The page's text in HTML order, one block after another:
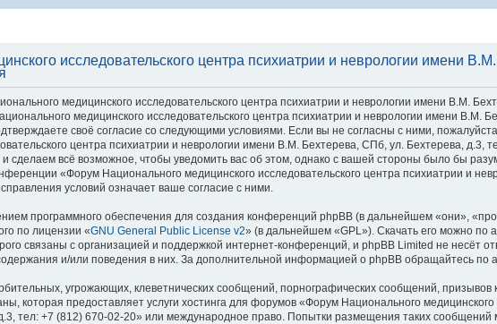
исследовательского центра психиатрии и неврологии имени
медицинского исследовательского центра психиатрии и неврологии имени В.М.
медицинского исследовательского центра психиатрии и неврологии имени В.М.
своё согласие со следующими условиями. Если вы не согласны с ними,
центра психиатрии и неврологии имени В.М. Бехтерева, СПб, ул. Бехтерева,
сделаем всё возможное, чтобы уведомить вас об этом, однако с вашей стороны было бы
«Форум Национального медицинского исследовательского центра психиатрии и
условий означает ваше согласие с ними.
программного обеспечения для создания конференций phpBB (в дальнейшем «они»,
по лицензии «GNU General Public License v2» (в дальнейшем «GPL»). Скачать его можно по
связаны с организацией и поддержкой интернет-конференций, и phpBB Limited не несёт
и/или поведения в них. За дополнительной информацией о phpBB обращайтесь по
угрожающих, клеветнических сообщений, порнографических сообщений,
которая предоставляет услуги хостинга для форумов «Форум Национального
тел: +7 (812) 670-02-20» или международное право. Попытки размещения таких